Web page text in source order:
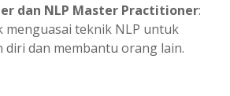
dan NLP Master Practitioner:
menguasai teknik NLP untuk
diri dan membantu orang lain.